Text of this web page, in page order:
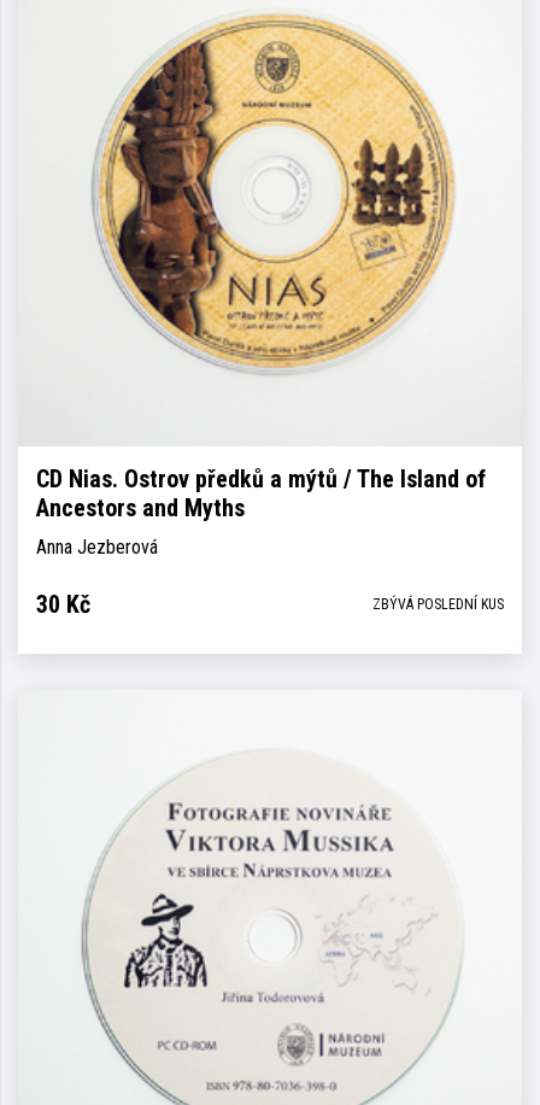
CD Nias. Ostrov předků a mýtů / The Island of
Ancestors and Myths
Anna Jezberová
30 Kč ZBÝVÁ POSLEDNÍ KUS